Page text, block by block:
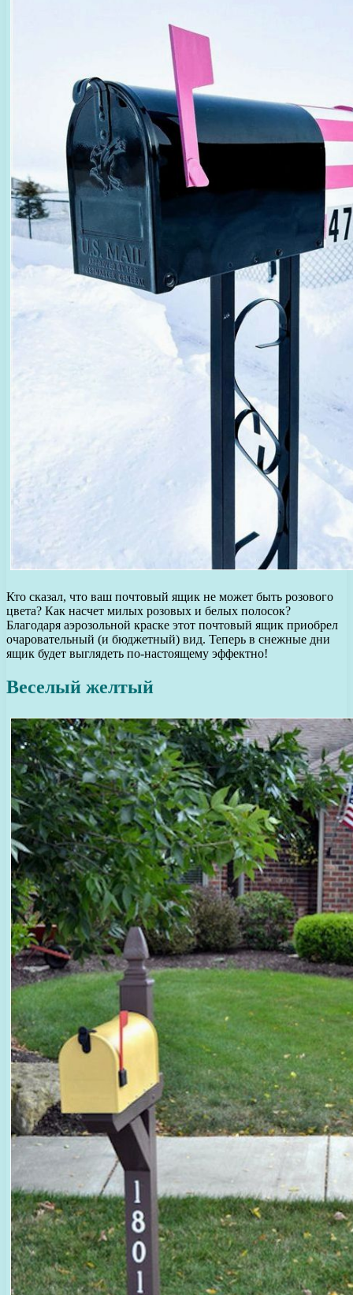
Кто сказал, что ваш почтовый ящик не может быть розового
цвета? Как насчет милых розовых и белых полосок?
Благодаря аэрозольной краске этот почтовый ящик приобрел
очаровательный (и бюджетный) вид. Теперь в снежные дни
ящик будет выглядеть по-настоящему эффектно!
Веселый желтый